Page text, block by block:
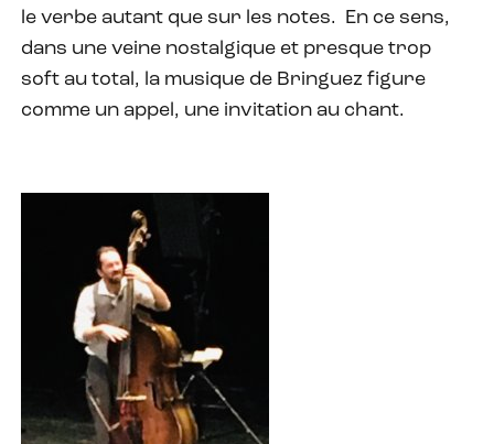
le verbe autant que sur les notes. En ce sens,
dans une veine nostalgique et presque trop
soft au total, la musique de Bringuez figure
comme un appel, une invitation au chant.